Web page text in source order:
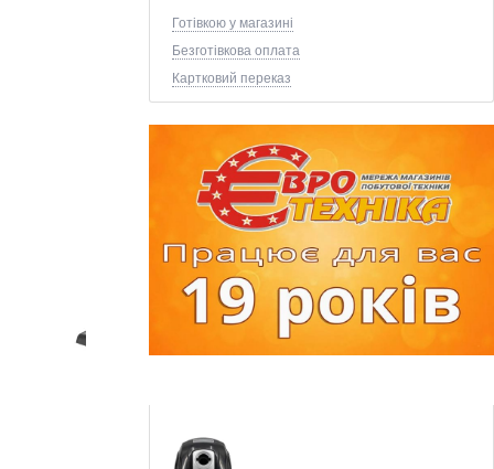
Готівкою у магазині
Безготівкова оплата
Картковий переказ